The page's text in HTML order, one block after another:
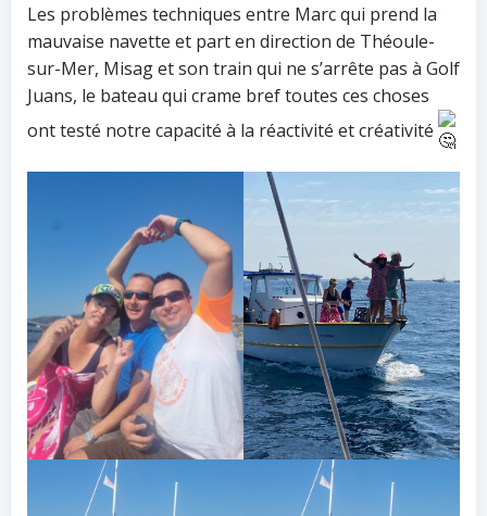
Les problèmes techniques entre Marc qui prend la
mauvaise navette et part en direction de Théoule-
sur-Mer, Misag et son train qui ne s’arrête pas à Golf
Juans, le bateau qui crame bref toutes ces choses
ont testé notre capacité à la réactivité et créativité